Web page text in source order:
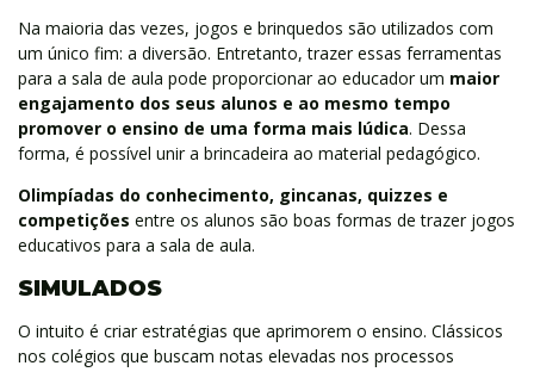
Na maioria das vezes, jogos e brinquedos são utilizados com
um único fim: a diversão. Entretanto, trazer essas ferramentas
para a sala de aula pode proporcionar ao educador um maior
engajamento dos seus alunos e ao mesmo tempo
promover o ensino de uma forma mais lúdica. Dessa
forma, é possível unir a brincadeira ao material pedagógico.
Olimpíadas do conhecimento, gincanas, quizzes e
competições entre os alunos são boas formas de trazer jogos
educativos para a sala de aula.
SIMULADOS
O intuito é criar estratégias que aprimorem o ensino. Clássicos
nos colégios que buscam notas elevadas nos processos